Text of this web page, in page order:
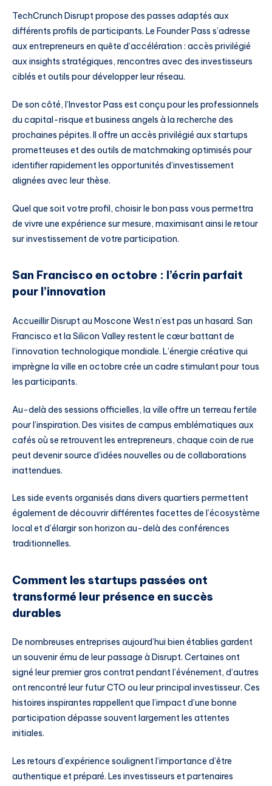
TechCrunch Disrupt propose des passes adaptés aux
différents profils de participants. Le Founder Pass s’adresse
aux entrepreneurs en quête d’accélération : accès privilégié
aux insights stratégiques, rencontres avec des investisseurs
ciblés et outils pour développer leur réseau.
De son côté, l’Investor Pass est conçu pour les professionnels
du capital-risque et business angels à la recherche des
prochaines pépites. Il offre un accès privilégié aux startups
prometteuses et des outils de matchmaking optimisés pour
identifier rapidement les opportunités d’investissement
alignées avec leur thèse.
Quel que soit votre profil, choisir le bon pass vous permettra
de vivre une expérience sur mesure, maximisant ainsi le retour
sur investissement de votre participation.
San Francisco en octobre : l’écrin parfait
pour l’innovation
Accueillir Disrupt au Moscone West n’est pas un hasard. San
Francisco et la Silicon Valley restent le cœur battant de
l’innovation technologique mondiale. L’énergie créative qui
imprègne la ville en octobre crée un cadre stimulant pour tous
les participants.
Au-delà des sessions officielles, la ville offre un terreau fertile
pour l’inspiration. Des visites de campus emblématiques aux
cafés où se retrouvent les entrepreneurs, chaque coin de rue
peut devenir source d’idées nouvelles ou de collaborations
inattendues.
Les side events organisés dans divers quartiers permettent
également de découvrir différentes facettes de l’écosystème
local et d’élargir son horizon au-delà des conférences
traditionnelles.
Comment les startups passées ont
transformé leur présence en succès
durables
De nombreuses entreprises aujourd’hui bien établies gardent
un souvenir ému de leur passage à Disrupt. Certaines ont
signé leur premier gros contrat pendant l’événement, d’autres
ont rencontré leur futur CTO ou leur principal investisseur. Ces
histoires inspirantes rappellent que l’impact d’une bonne
participation dépasse souvent largement les attentes
initiales.
Les retours d’expérience soulignent l’importance d’être
authentique et préparé. Les investisseurs et partenaires